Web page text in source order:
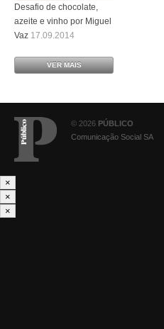
Desafio de chocolate,
azeite e vinho por Miguel
Vaz 17.09.2014
VER MAIS
© 2026 PÚBLICO
Comunicação Social SA
×
×
×